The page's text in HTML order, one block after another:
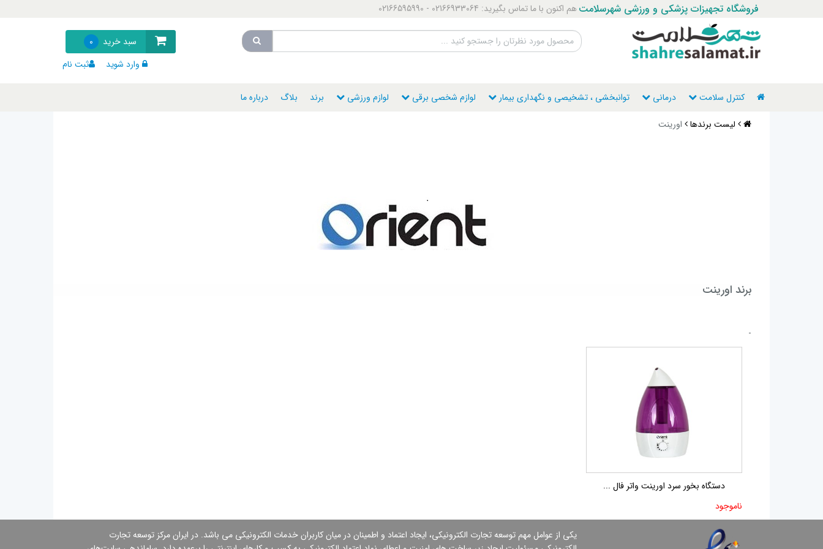
فروشگاه تجهیزات پزشکی و ورزشی شهرسلامت هم اکنون با ما تماس بگیرید: 02166933064 - 02166595990
سبد خرید
0
وارد شوید
ثبت نام
کنترل سلامت درمانی توانبخشی ، تشخیصی و نگهداری بیمار لوازم شخصی برقی لوازم ورزشی برند بلاگ
درباره ما
لیست برندها
اورینت
برند اورینت
-
دستگاه بخور سرد اورینت واتر فال ...
ناموجود
یكی از عوامل مهم توسعه تجارت الكترونیكی، ایجاد اعتماد و اطمینان در میان كاربران خدمات الكترونیكی می باشد. در ایران مركز توسعه تجارت